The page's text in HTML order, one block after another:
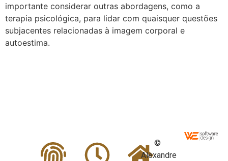
importante considerar outras abordagens, como a
terapia psicológica, para lidar com quaisquer questões
subjacentes relacionadas à imagem corporal e
autoestima.
©
Alexandre